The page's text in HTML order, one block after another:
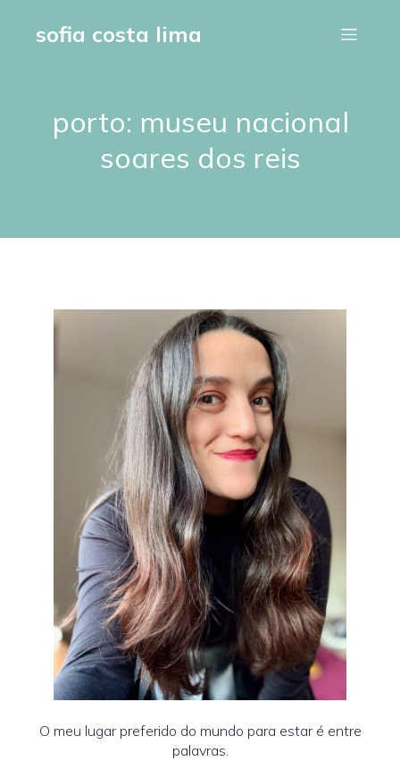
sofia costa lima
porto: museu nacional
soares dos reis
O meu lugar preferido do mundo para estar é entre
palavras.